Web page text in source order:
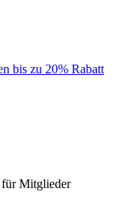
bis zu 20% Rabatt
für Mitglieder